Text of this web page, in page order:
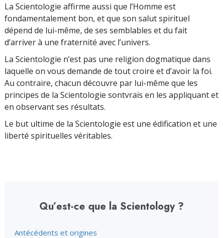
La Scientologie affirme aussi que l’Homme est
fondamentalement bon, et que son salut spirituel
dépend de lui-même, de ses semblables et du fait
d’arriver à une fraternité avec l’univers.
La Scientologie n’est pas une religion dogmatique dans
laquelle on vous demande de tout croire et d’avoir la foi.
Au contraire, chacun découvre par lui-même que les
principes de la Scientologie sontvrais en les appliquant et
en observant ses résultats.
Le but ultime de la Scientologie est une édification et une
liberté spirituelles véritables.
Qu’est-ce que la Scientology ?
Antécédents et origines